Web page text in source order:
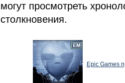
могут просмотреть
столкновения.
Epic Games